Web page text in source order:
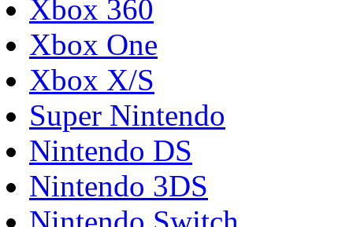
Xbox 360
Xbox One
Xbox X/S
Super Nintendo
Nintendo DS
Nintendo 3DS